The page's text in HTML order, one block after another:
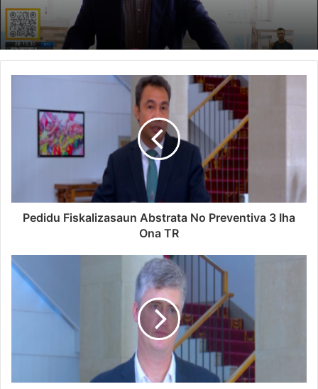
Pedidu Fiskalizasaun Abstrata No Preventiva 3 Iha
Ona TR